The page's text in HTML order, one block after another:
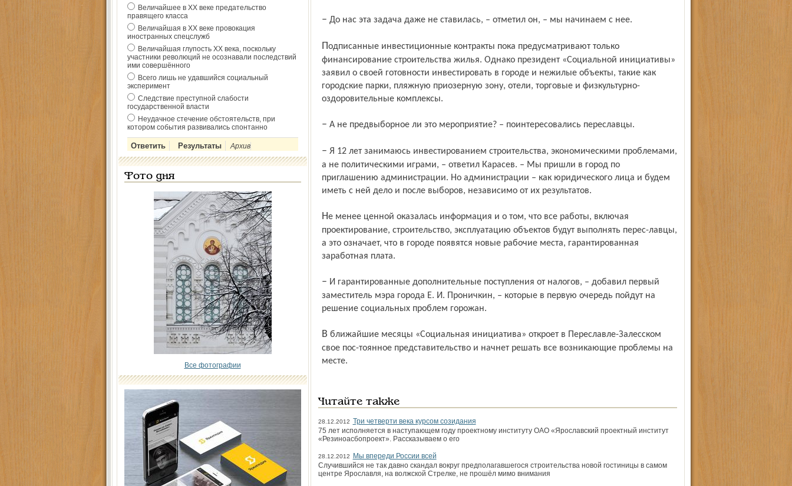
Величайшее в ХХ веке предательство
правящего класса
Величайшая в ХХ веке провокация
иностранных спецслужб
Величайшая глупость ХХ века, поскольку
участники революций не осознавали последствий
ими совершённого
Всего лишь не удавшийся социальный
эксперимент
Следствие преступной слабости
государственной власти
Неудачное стечение обстоятельств, при
котором события развивались спонтанно
Архив
Фото дня
Все фотографии
– До нас эта задача даже не ставилась, – отметил он, – мы начинаем с нее.
Подписанные инвестиционные контракты пока предусматривают только
финансирование строительства жилья. Однако президент «Социальной инициативы»
заявил о своей готовности инвестировать в городе и нежилые объекты, такие как
городские парки, пляжную приозерную зону, отели, торговые и физкультурно-
оздоровительные комплексы.
– А не предвыборное ли это мероприятие? – поинтересовались переславцы.
– Я 12 лет занимаюсь инвестированием строительства, экономическими проблемами,
а не политическими играми, – ответил Карасев. – Мы пришли в город по
приглашению администрации. Но администрации – как юридического лица и будем
иметь с ней дело и после выборов, независимо от их результатов.
Не менее ценной оказалась информация и о том, что все работы, включая
проектирование, строительство, эксплуатацию объектов будут выполнять перес-лавцы,
а это означает, что в городе появятся новые рабочие места, гарантированная
заработная плата.
– И гарантированные дополнительные поступления от налогов, – добавил первый
заместитель мэра города Е. И. Проничкин, – которые в первую очередь пойдут на
решение социальных проблем горожан.
В ближайшие месяцы «Социальная инициатива» откроет в Переславле-Залесском
свое пос-тоянное представительство и начнет решать все возникающие проблемы на
месте.
Читайте также
28.12.2012 Три четверти века курсом созидания
75 лет исполняется в наступающем году проектному институту ОАО «Ярославский проектный институт
«Резиноасбопроект». Рассказываем о его
28.12.2012
Мы впереди России всей
Случившийся не так давно скандал вокруг предполагавшегося строительства новой гостиницы в самом
центре Ярославля, на волжской Стрелке, не прошёл мимо внимания